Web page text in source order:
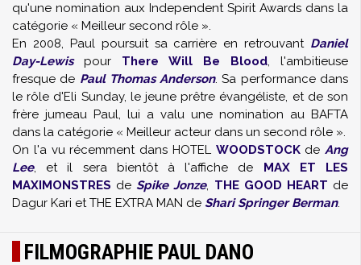
qu'une nomination aux Independent Spirit Awards dans la
catégorie « Meilleur second rôle ».
En 2008, Paul poursuit sa carrière en retrouvant Daniel
Day-Lewispour There Will Be Blood, l'ambitieuse
fresque de Paul Thomas Anderson. Sa performance dans
le rôle d'Eli Sunday, le jeune prêtre évangéliste, et de son
frère jumeau Paul, lui a valu une nomination au BAFTA
dans la catégorie « Meilleur acteur dans un second rôle ».
On l'a vu récemment dans HOTEL WOODSTOCKde Ang
Lee, et il sera bientôt à l'affiche de MAX ET LES
MAXIMONSTRES deSpike Jonze, THE GOOD HEART de
Dagur Kari et THE EXTRA MAN de Shari Springer Berman.
FILMOGRAPHIE PAUL DANO